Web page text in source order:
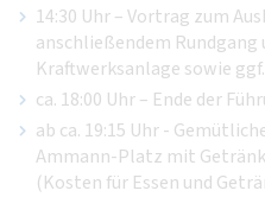
14:30 Uhr – Vortrag zum
anschließendem
Kraftwerksanlage sowie
ca. 18:00 Uhr – Ende der
ab ca. 19:15 Uhr -
Ammann-Platz mit
(Kosten für Essen und